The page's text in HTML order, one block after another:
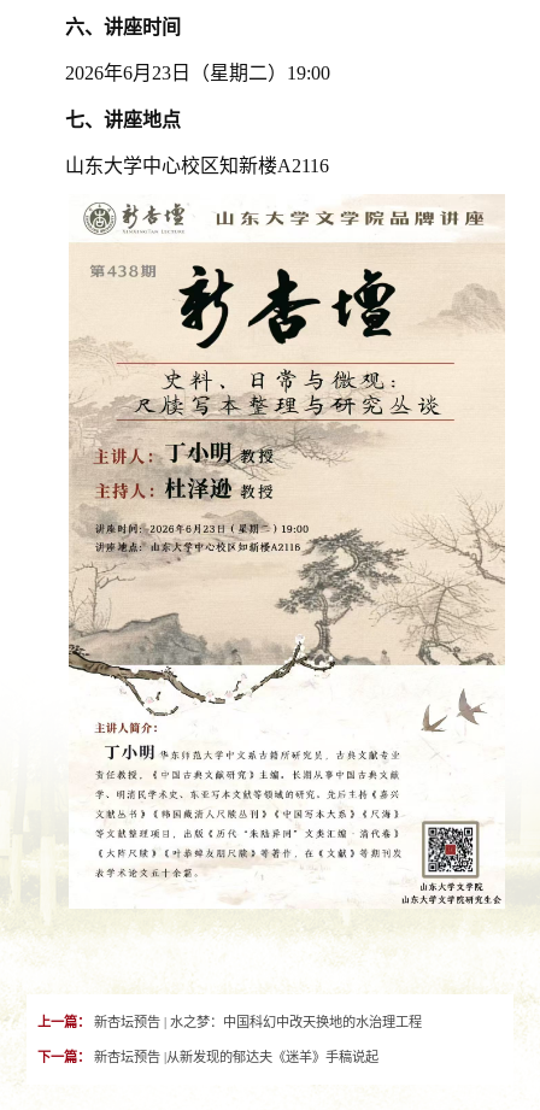
六、讲座时间
2026年6月23日（星期二）19:00
七、讲座地点
山东大学中心校区知新楼A2116
上一篇： 新杏坛预告 | 水之梦：中国科幻中改天换地的水治理工程
下一篇： 新杏坛预告 |从新发现的郁达夫《迷羊》手稿说起